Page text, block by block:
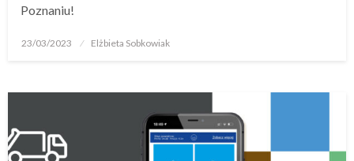
Poznaniu!
23/03/2023 Elżbieta Sobkowiak